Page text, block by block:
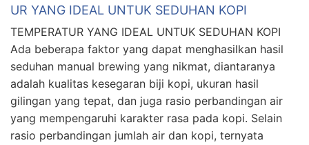
UR YANG IDEAL UNTUK SEDUHAN KOPI
TEMPERATUR YANG IDEAL UNTUK SEDUHAN KOPI
Ada beberapa faktor yang dapat menghasilkan hasil
seduhan manual brewing yang nikmat, diantaranya
adalah kualitas kesegaran biji kopi, ukuran hasil
gilingan yang tepat, dan juga rasio perbandingan air
yang mempengaruhi karakter rasa pada kopi. Selain
rasio perbandingan jumlah air dan kopi, ternyata